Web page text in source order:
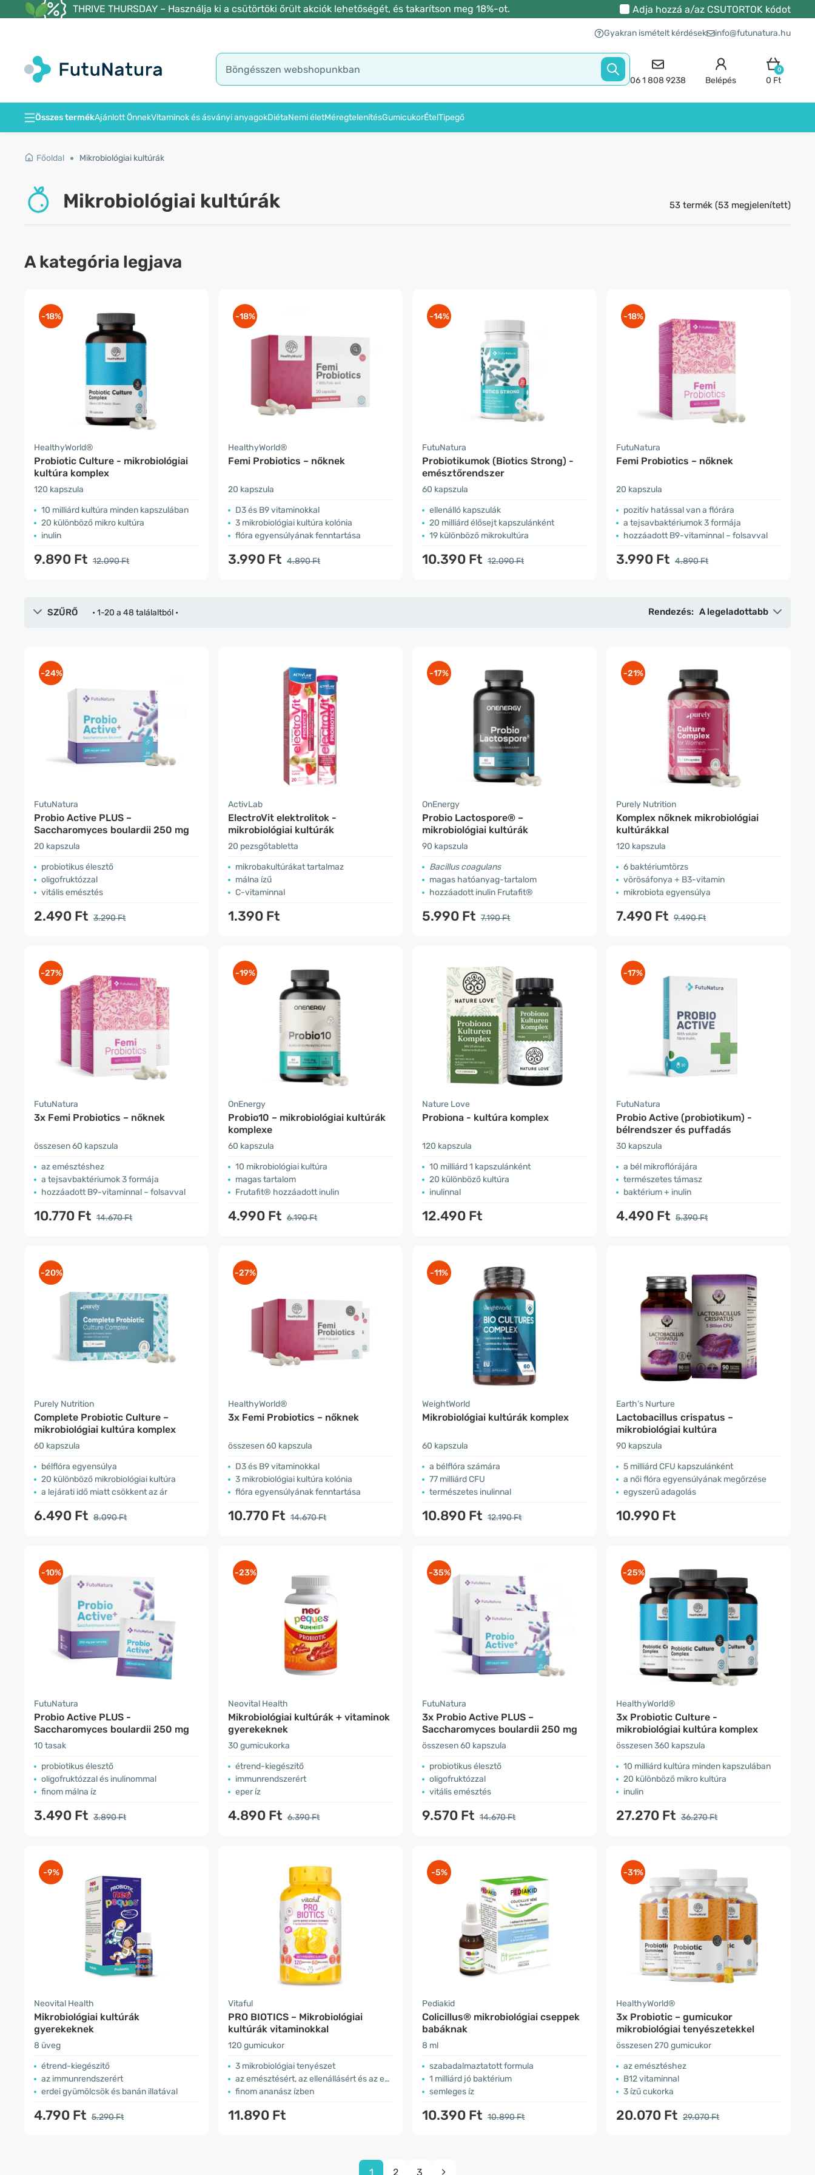
THRIVE THURSDAY – Használja ki a csütörtöki őrült akciók lehetőségét, és takarítson meg 18%-ot. Adja hozzá a/az CSUTORTOKkódot
Gyakran ismételt kérdések info@futunatura.hu
06 1 808 9238 Belépés
0
0 Ft
Összes termékAjánlott ÖnnekVitaminok és ásványi anyagokDiétaNemi életMéregtelenítésGumicukorÉtelTipegő
Főoldal Mikrobiológiai kultúrák
Mikrobiológiai kultúrák 53 termék (53 megjelenített)
A kategória legjava
-18%
HealthyWorld®
Probiotic Culture - mikrobiológiai
kultúra komplex
120 kapszula
10 milliárd kultúra minden kapszulában
20 különböző mikro kultúra
inulin
9.890 Ft 12.090 Ft
-18%
HealthyWorld®
Femi Probiotics – nőknek
20 kapszula
D3 és B9 vitaminokkal
3 mikrobiológiai kultúra kolónia
flóra egyensúlyának fenntartása
3.990 Ft 4.890 Ft
-14%
FutuNatura
Probiotikumok (Biotics Strong) -
emésztőrendszer
60 kapszula
ellenálló kapszulák
20 milliárd élősejt kapszulánként
19 különböző mikrokultúra
10.390 Ft 12.090 Ft
-18%
FutuNatura
Femi Probiotics – nőknek
20 kapszula
pozitív hatással van a flórára
a tejsavbaktériumok 3 formája
hozzáadott B9-vitaminnal – folsavval
3.990 Ft 4.890 Ft
SZŰRŐ • 1-20 a 48 találaltból • Rendezés: A legeladottabb
-24%
FutuNatura
Probio Active PLUS –
Saccharomyces boulardii 250 mg
20 kapszula
probiotikus élesztő
oligofruktózzal
vitális emésztés
2.490 Ft 3.290 Ft
ActivLab
ElectroVit elektrolitok -
mikrobiológiai kultúrák
20 pezsgőtabletta
mikrobakultúrákat tartalmaz
málna ízű
C-vitaminnal
1.390 Ft
-17%
OnEnergy
Probio Lactospore® –
mikrobiológiai kultúrák
90 kapszula
Bacillus coagulans
magas hatóanyag-tartalom
hozzáadott inulin Frutafit®
5.990 Ft 7.190 Ft
-21%
Purely Nutrition
Komplex nőknek mikrobiológiai
kultúrákkal
120 kapszula
6 baktériumtörzs
vörösáfonya + B3-vitamin
mikrobiota egyensúlya
7.490 Ft 9.490 Ft
-27%
FutuNatura
3x Femi Probiotics – nőknek
összesen 60 kapszula
az emésztéshez
a tejsavbaktériumok 3 formája
hozzáadott B9-vitaminnal – folsavval
10.770 Ft 14.670 Ft
-19%
OnEnergy
Probio10 – mikrobiológiai kultúrák
komplexe
60 kapszula
10 mikrobiológiai kultúra
magas tartalom
Frutafit® hozzáadott inulin
4.990 Ft 6.190 Ft
Nature Love
Probiona - kultúra komplex
120 kapszula
10 milliárd 1 kapszulánként
20 különböző kultúra
inulinnal
12.490 Ft
-17%
FutuNatura
Probio Active (probiotikum) -
bélrendszer és puffadás
30 kapszula
a bél mikroflórájára
természetes támasz
baktérium + inulin
4.490 Ft 5.390 Ft
-20%
Purely Nutrition
Complete Probiotic Culture –
mikrobiológiai kultúra komplex
60 kapszula
bélflóra egyensúlya
20 különböző mikrobiológiai kultúra
a lejárati idő miatt csökkent az ár
6.490 Ft 8.090 Ft
-27%
HealthyWorld®
3x Femi Probiotics – nőknek
összesen 60 kapszula
D3 és B9 vitaminokkal
3 mikrobiológiai kultúra kolónia
flóra egyensúlyának fenntartása
10.770 Ft 14.670 Ft
-11%
WeightWorld
Mikrobiológiai kultúrák komplex
60 kapszula
a bélflóra számára
77 milliárd CFU
természetes inulinnal
10.890 Ft 12.190 Ft
Earth’s Nurture
Lactobacillus crispatus –
mikrobiológiai kultúra
90 kapszula
5 milliárd CFU kapszulánként
a női flóra egyensúlyának megőrzése
egyszerű adagolás
10.990 Ft
-10%
FutuNatura
Probio Active PLUS -
Saccharomyces boulardii 250 mg
10 tasak
probiotikus élesztő
oligofruktózzal és inulinommal
finom málna íz
3.490 Ft 3.890 Ft
-23%
Neovital Health
Mikrobiológiai kultúrák + vitaminok
gyerekeknek
30 gumicukorka
étrend-kiegészitő
immunrendszerért
eper íz
4.890 Ft 6.390 Ft
-35%
FutuNatura
3x Probio Active PLUS –
Saccharomyces boulardii 250 mg
összesen 60 kapszula
probiotikus élesztő
oligofruktózzal
vitális emésztés
9.570 Ft 14.670 Ft
-25%
HealthyWorld®
3x Probiotic Culture -
mikrobiológiai kultúra komplex
összesen 360 kapszula
10 milliárd kultúra minden kapszulában
20 különböző mikro kultúra
inulin
27.270 Ft 36.270 Ft
-9%
Neovital Health
Mikrobiológiai kultúrák
gyerekeknek
8 üveg
étrend-kiegészitő
az immunrendszerért
erdei gyümölcsök és banán illatával
4.790 Ft 5.290 Ft
Vitaful
PRO BIOTICS – Mikrobiológiai
kultúrák vitaminokkal
120 gumicukor
3 mikrobiológiai tenyészet
az emésztésért, az ellenállásért és az energiáért
finom ananász ízben
11.890 Ft
-5%
Pediakid
Colicillus® mikrobiológiai cseppek
babáknak
8 ml
szabadalmaztatott formula
1 milliárd jó baktérium
semleges íz
10.390 Ft 10.890 Ft
-31%
HealthyWorld®
3x Probiotic – gumicukor
mikrobiológiai tenyészetekkel
összesen 270 gumicukor
az emésztéshez
B12 vitaminnal
3 ízű cukorka
20.070 Ft 29.070 Ft
1 2 3